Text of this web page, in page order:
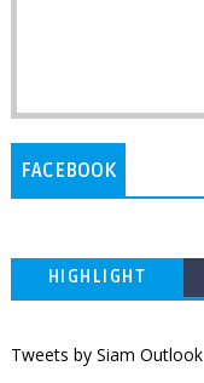
FACEBOOK
HIGHLIGHT
Tweets by Siam Outlook